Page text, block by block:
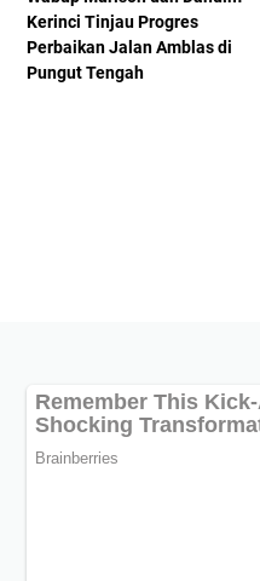
Kerinci Tinjau Progres
Perbaikan Jalan Amblas di
Pungut Tengah